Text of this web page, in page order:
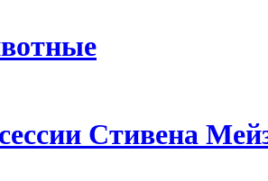
Стивена